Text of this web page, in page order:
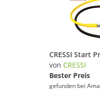
von CRESSI
Bester Preis
gefunden bei